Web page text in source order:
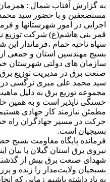
به گزارش آفتاب شمال :
مستضعفین و با حضور سید
اجرایی در امور شهرستانها و
قمر بنی هاشم(ع) شرکت توزیع
سپاه ناحیه خمام ،فرماندار
بسیج مهندسین استان و جمعی
سازمان های دولتی شهرستان
صنعت برق در مدیریت توزیع
سید محمد علی میری نرگسی در
مجموعه توزیع برق به دلیل
خستگی ناپذیر است و به همین
مطمئن نیازمند کار جهادی
حرکت در مسیر جهادگران راه
بسیجیان است.
فرمانده پایگاه مقاومت
نیروی برق استان گیلان با بیان
شهدای صنعت برق بیش از
بسیجیان ولایت‌مدار را زنده و
به یاد داشته باشیم زمانی که